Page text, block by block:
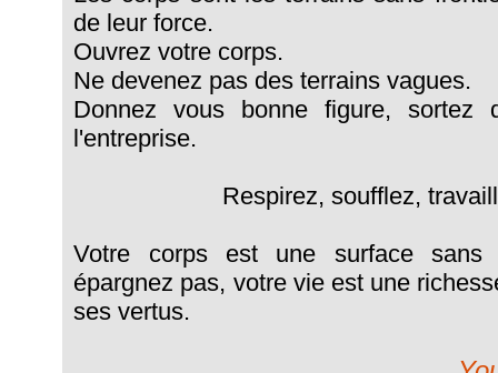
de leur force.
Ouvrez votre corps.
Ne devenez pas des terrains vagues.
Donnez vous bonne figure, sortez
l'entreprise.
Respirez, soufflez,
Votre corps est une surface sans
épargnez pas, votre vie est une
ses vertus.